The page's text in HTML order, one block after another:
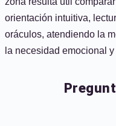
orientación intuitiva,
oráculos, atendiendo la
la necesidad emocional